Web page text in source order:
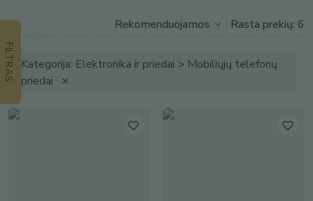
FILTRAS
Rasta prekių: 6
Kategorija: Elektronika ir priedai > Mobiliųjų telefonų
priedai
✕